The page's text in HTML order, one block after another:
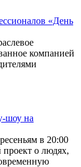
«День
компанией
шоу на
в 20:00
о людях,